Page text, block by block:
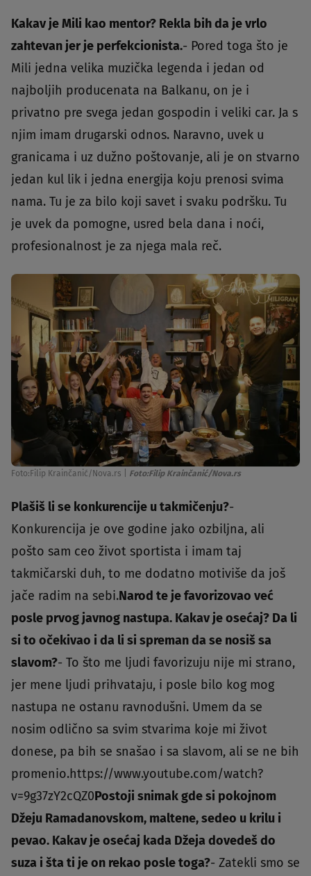
Kakav je Mili kao mentor? Rekla bih da je vrlo
zahtevan jer je perfekcionista.- Pored toga što je
Mili jedna velika muzička legenda i jedan od
najboljih producenata na Balkanu, on je i
privatno pre svega jedan gospodin i veliki car. Ja s
njim imam drugarski odnos. Naravno, uvek u
granicama i uz dužno poštovanje, ali je on stvarno
jedan kul lik i jedna energija koju prenosi svima
nama. Tu je za bilo koji savet i svaku podršku. Tu
je uvek da pomogne, usred bela dana i noći,
profesionalnost je za njega mala reč.
Foto:Filip Krainčanić/Nova.rs Foto:Filip Krainčanić/Nova.rs
Plašiš li se konkurencije u takmičenju?-
Konkurencija je ove godine jako ozbiljna, ali
pošto sam ceo život sportista i imam taj
takmičarski duh, to me dodatno motiviše da još
jače radim na sebi.Narod te je favorizovao već
posle prvog javnog nastupa. Kakav je osećaj? Da li
si to očekivao i da li si spreman da se nosiš sa
slavom?- To što me ljudi favorizuju nije mi strano,
jer mene ljudi prihvataju, i posle bilo kog mog
nastupa ne ostanu ravnodušni. Umem da se
nosim odlično sa svim stvarima koje mi život
donese, pa bih se snašao i sa slavom, ali se ne bih
promenio.https://www.youtube.com/watch?
v=9g37zY2cQZ0Postoji snimak gde si pokojnom
Džeju Ramadanovskom, maltene, sedeo u krilu i
pevao. Kakav je osećaj kada Džeja dovedeš do
suza i šta ti je on rekao posle toga?- Zatekli smo se